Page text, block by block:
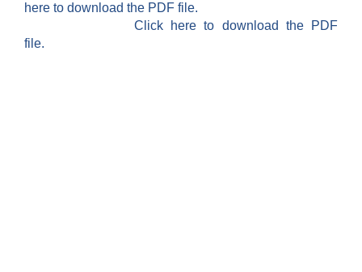
here to download the PDF file.
Click here to download the PDF
file.